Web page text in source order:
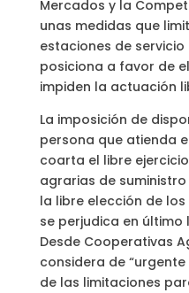
Mercados y la
unas medidas que
estaciones de
posiciona a favor de
impiden la actuación
La imposición de
persona que atienda
coarta el libre
agrarias de
la libre elección de
se perjudica en
Desde Cooperativas
considera de
de las limitaciones